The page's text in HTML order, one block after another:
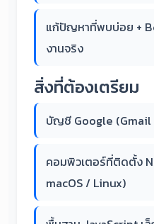
แก้ปัญหาที่พบบ่อย +
งานจริง
สิ่งที่ต้องเตรียม
บัญชี Google (Gmail
คอมพิวเตอร์ที่ติดตั้ง
macOS / Linux)